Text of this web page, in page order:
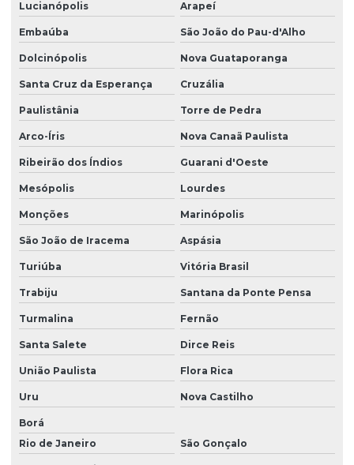
Lucianópolis Arapeí
Embaúba São João do Pau-d'Alho
Dolcinópolis Nova Guataporanga
Santa Cruz da Esperança Cruzália
Paulistânia Torre de Pedra
Arco-Íris Nova Canaã Paulista
Ribeirão dos Índios Guarani d'Oeste
Mesópolis Lourdes
Monções Marinópolis
São João de Iracema Aspásia
Turiúba Vitória Brasil
Trabiju Santana da Ponte Pensa
Turmalina Fernão
Santa Salete Dirce Reis
União Paulista Flora Rica
Uru Nova Castilho
Borá
Rio de Janeiro
São Gonçalo